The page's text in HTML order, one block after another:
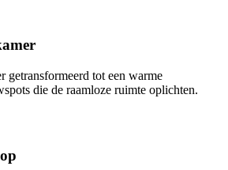
getransformeerd tot een warme
die de raamloze ruimte oplichten.